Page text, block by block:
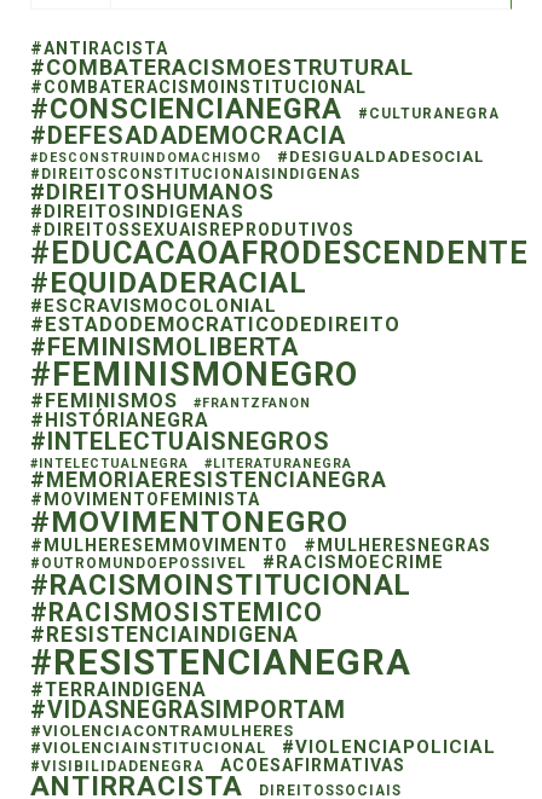
#ANTIRACISTA
#COMBATERACISMOESTRUTURAL
#COMBATERACISMOINSTITUCIONAL
#CONSCIENCIANEGRA #CULTURANEGRA
#DEFESADADEMOCRACIA
#DESCONSTRUINDOMACHISMO #DESIGUALDADESOCIAL
#DIREITOSCONSTITUCIONAISINDIGENAS
#DIREITOSHUMANOS
#DIREITOSINDIGENAS
#DIREITOSSEXUAISREPRODUTIVOS
#EDUCACAOAFRODESCENDENTE
#EQUIDADERACIAL
#ESCRAVISMOCOLONIAL
#ESTADODEMOCRATICODEDIREITO
#FEMINISMOLIBERTA
#FEMINISMONEGRO
#FEMINISMOS #FRANTZFANON
#HISTÓRIANEGRA
#INTELECTUAISNEGROS
#INTELECTUALNEGRA #LITERATURANEGRA
#MEMORIAERESISTENCIANEGRA
#MOVIMENTOFEMINISTA
#MOVIMENTONEGRO
#MULHERESEMMOVIMENTO #MULHERESNEGRAS
#OUTROMUNDOEPOSSIVEL #RACISMOECRIME
#RACISMOINSTITUCIONAL
#RACISMOSISTEMICO
#RESISTENCIAINDIGENA
#RESISTENCIANEGRA
#TERRAINDIGENA
#VIDASNEGRASIMPORTAM
#VIOLENCIACONTRAMULHERES
#VIOLENCIAINSTITUCIONAL
#VIOLENCIAPOLICIAL
#VISIBILIDADENEGRA ACOESAFIRMATIVAS
ANTIRRACISTA DIREITOSSOCIAIS